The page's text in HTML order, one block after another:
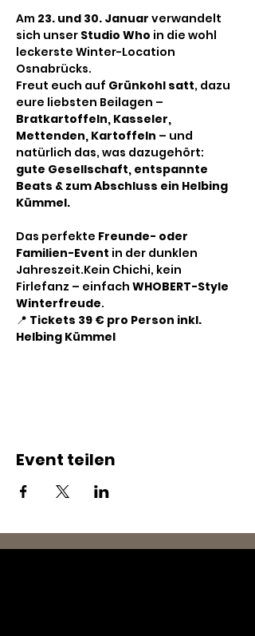
Am 23. und 30. Januar verwandelt
sich unser Studio Who in die wohl
leckerste Winter-Location
Osnabrücks.
Freut euch auf Grünkohl satt, dazu
eure liebsten Beilagen –
Bratkartoffeln, Kasseler,
Mettenden, Kartoffeln – und
natürlich das, was dazugehört:
gute Gesellschaft, entspannte
Beats & zum Abschluss ein Helbing
Kümmel.
Das perfekte Freunde- oder
Familien-Event in der dunklen
Jahreszeit.Kein Chichi, kein
Firlefanz – einfach WHOBERT-Style
Winterfreude.
📍 Tickets 39 € pro Person inkl.
Helbing Kümmel
Event teilen